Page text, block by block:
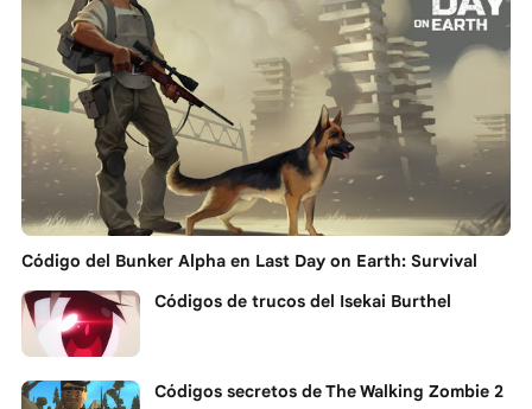
Código del Bunker Alpha en Last Day on Earth: Survival
Códigos de trucos del Isekai Burthel
Códigos secretos de The Walking Zombie 2